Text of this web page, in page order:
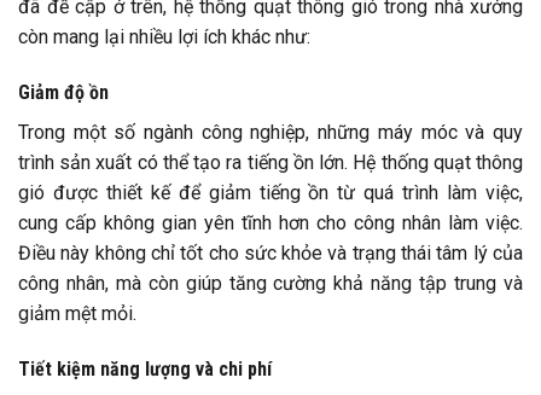
đã đề cập ở trên, hệ thống quạt thông gió trong nhà xưởng
còn mang lại nhiều lợi ích khác như:
Giảm độ ồn
Trong một số ngành công nghiệp, những máy móc và quy
trình sản xuất có thể tạo ra tiếng ồn lớn. Hệ thống quạt thông
gió được thiết kế để giảm tiếng ồn từ quá trình làm việc,
cung cấp không gian yên tĩnh hơn cho công nhân làm việc.
Điều này không chỉ tốt cho sức khỏe và trạng thái tâm lý của
công nhân, mà còn giúp tăng cường khả năng tập trung và
giảm mệt mỏi.
Tiết kiệm năng lượng và chi phí